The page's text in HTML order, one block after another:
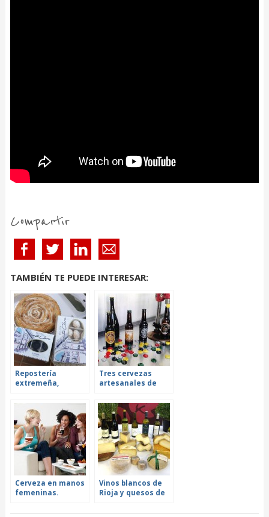
Compartir
TAMBIÉN TE PUEDE INTERESAR:
Repostería
extremeña,
tradición, fusión e
innovación
Tres cervezas
artesanales de
quizá no conocías
Cerveza en manos
femeninas.
en Flandes
Vinos blancos de
Rioja y quesos de
Valenciana, una